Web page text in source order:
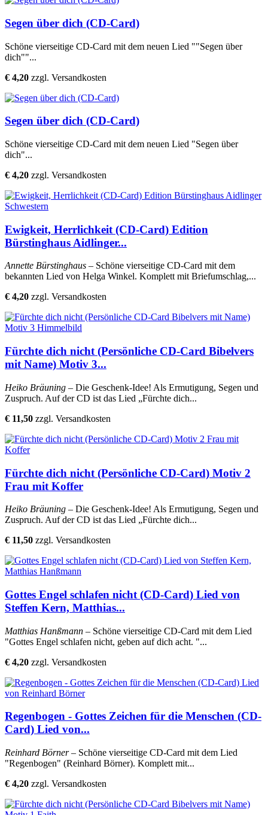
Segen über dich (CD-Card)
Schöne vierseitige CD-Card mit dem neuen Lied ""Segen über
dich""...
€ 4,20 zzgl. Versandkosten
Segen über dich (CD-Card)
Schöne vierseitige CD-Card mit dem neuen Lied "Segen über
dich"...
€ 4,20 zzgl. Versandkosten
Ewigkeit, Herrlichkeit (CD-Card) Edition
Bürstinghaus Aidlinger...
Annette Bürstinghaus – Schöne vierseitige CD-Card mit dem
bekannten Lied von Helga Winkel. Komplett mit Briefumschlag,...
€ 4,20 zzgl. Versandkosten
Fürchte dich nicht (Persönliche CD-Card Bibelvers
mit Name) Motiv 3...
Heiko Bräuning – Die Geschenk-Idee! Als Ermutigung, Segen und
Zuspruch. Auf der CD ist das Lied „Fürchte dich...
€ 11,50 zzgl. Versandkosten
Fürchte dich nicht (Persönliche CD-Card) Motiv 2
Frau mit Koffer
Heiko Bräuning – Die Geschenk-Idee! Als Ermutigung, Segen und
Zuspruch. Auf der CD ist das Lied „Fürchte dich...
€ 11,50 zzgl. Versandkosten
Gottes Engel schlafen nicht (CD-Card) Lied von
Steffen Kern, Matthias...
Matthias Hanßmann – Schöne vierseitige CD-Card mit dem Lied
"Gottes Engel schlafen nicht, geben auf dich acht. "...
€ 4,20 zzgl. Versandkosten
Regenbogen - Gottes Zeichen für die Menschen (CD-
Card) Lied von...
Reinhard Börner– Schöne vierseitige CD-Card mit dem Lied
"Regenbogen" (Reinhard Börner). Komplett mit...
€ 4,20 zzgl. Versandkosten